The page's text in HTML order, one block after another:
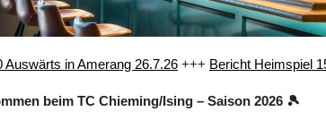
in Amerang 26.7.26+++Bericht Heimspiel
beim TC Chieming/Ising – Saison 2026 🎾